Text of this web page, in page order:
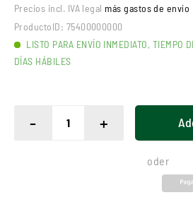
Precios incl. IVA legal más gastos de envío
ProductoID: 75400000000
LISTO PARA ENVÍO INMEDIATO, TIEMPO
DÍAS HÁBILES
- +
oder